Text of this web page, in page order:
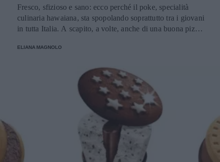
Fresco, sfizioso e sano: ecco perché il poke, specialità
culinaria hawaiana, sta spopolando soprattutto tra i giovani
in tutta Italia. A scapito, a volte, anche di una buona pizza.
ELIANA MAGNOLO